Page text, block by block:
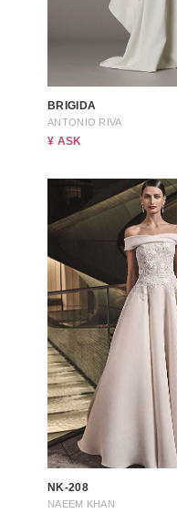
BRIGIDA
ANTONIO RIVA
¥ ASK
NK-208
NAEEM KHAN